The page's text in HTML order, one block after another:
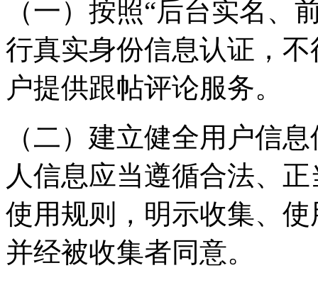
（一）按照“后台实名、
行真实身份信息认证，
户提供跟帖评论服务。
（二）建立健全用户信
人信息应当遵循合法、
使用规则，明示收集、
并经被收集者同意。